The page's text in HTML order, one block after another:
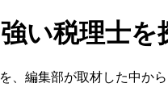
い税理士を
、編集部が取材した中から